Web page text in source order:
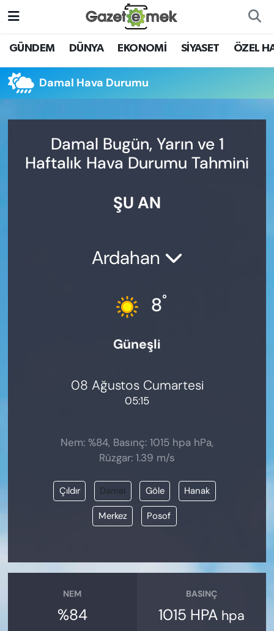
GÜNDEM DÜNYA EKONOMİ SİYASET ÖZEL
Damal Hava Durumu
Damal Bugün, Yarın ve 1
Haftalık Hava Durumu Tahmini
ŞU AN
Ardahan
8°
Güneşli
08 Ağustos Cumartesi
05:15
Nem: %84, Basınç: 1015 hpa hPa,
Rüzgar: 1.39 m/s
Çıldır Damal Göle Hanak
Merkez Posof
NEM
%84
BASINÇ
1015 HPA hpa
DÜNYA
EKONOMİ
YENİ MEDYADA EMEK
GAZETECİLİĞİNİ GELİŞTİRMEK
ÖZEL HABER
SİYASET
VAN VE DİYARBAKIR HABERLERİ
Nöbetçi Eczaneler
Hava Durumu
Trafik Durumu
Süper Lig Puan Durumu ve Fikstür
Haber Arşivi